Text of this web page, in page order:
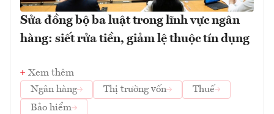
Sửa đồng bộ ba luật trong lĩnh vực ngân
hàng: siết rửa tiền, giảm lệ thuộc tín dụng
Xem thêm
Ngân hàng
Thị trường vốn
Thuế
Bảo hiểm